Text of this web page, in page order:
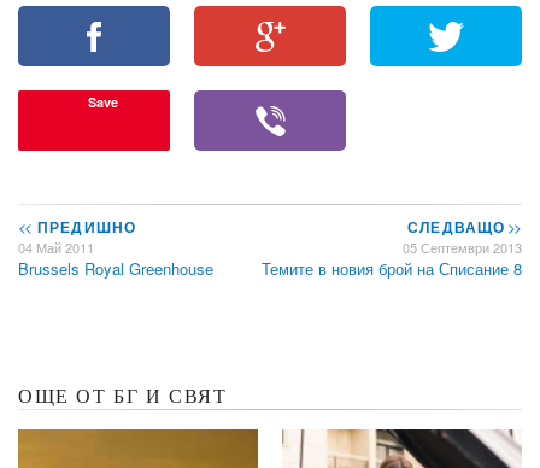
Save
<< ПРЕДИШНО
04 Май 2011
Brussels Royal Greenhouse
СЛЕДВАЩО>>
05 Септември 2013
Темите в новия брой на Списание 8
ОЩЕ ОТ БГ И СВЯТ